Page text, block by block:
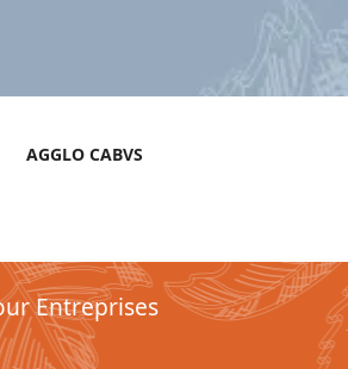
AGGLO CABVS
Entreprises